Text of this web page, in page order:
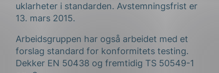
uklarheter i standarden. Avstemningsfrist er
13. mars 2015.
Arbeidsgruppen har også arbeidet med et
forslag standard for konformitets testing.
Dekker EN 50438 og fremtidig TS 50549-1